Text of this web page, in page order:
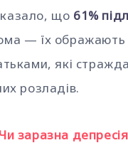
що 61%
— їх
які
розладів.
Чи заразна